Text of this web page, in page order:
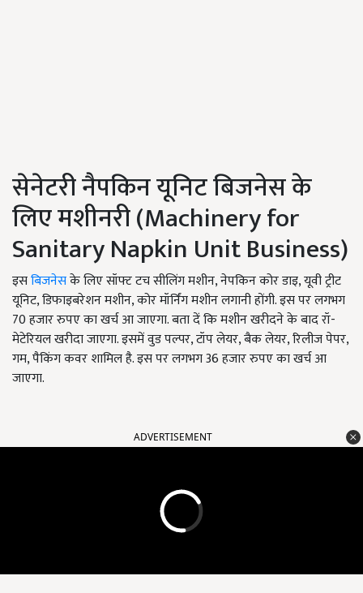
सेनेटरी नैपकिन यूनिट बिजनेस के
लिए मशीनरी (Machinery for
Sanitary Napkin Unit Business)
इसबिजनेसके लिए सॉफ्ट टच सीलिंग मशीन, नेपकिन कोर डाइ, यूवी ट्रीट
यूनिट, डिफाइबरेशन मशीन, कोर मॉर्निंग मशीन लगानी होंगी. इस पर लगभग
70 हजार रुपए का खर्च आ जाएगा. बता दें कि मशीन खरीदने के बाद रॉ-
मेटेरियल खरीदा जाएगा. इसमें वुड पल्पर, टॉप लेयर, बैक लेयर, रिलीज पेपर,
गम, पैकिंग कवर शामिल है. इस पर लगभग 36 हजार रुपए का खर्च आ
जाएगा.
ADVERTISEMENT